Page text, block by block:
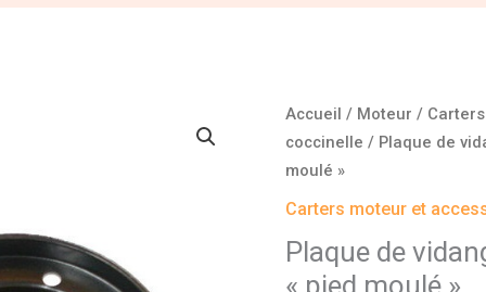
Accueil / Moteur /
coccinelle / Plaque de
moulé »
Carters moteur et
Plaque de
quantité
de
Plaque
de
Coccinelle
moteur